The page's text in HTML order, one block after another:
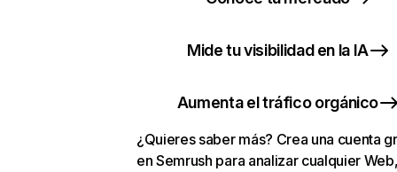
Mide tu visibilidad en la IA
Aumenta el tráfico orgánico
¿Quieres saber más? Crea una cuenta
en Semrush para analizar cualquier